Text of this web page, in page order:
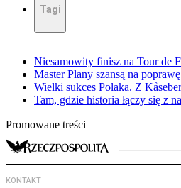
Tagi
Niesamowity finisz na Tour de
Master Plany szansą na
Wielki sukces Polaka. Z
Tam, gdzie historia łączy się z
Promowane treści
KONTAKT